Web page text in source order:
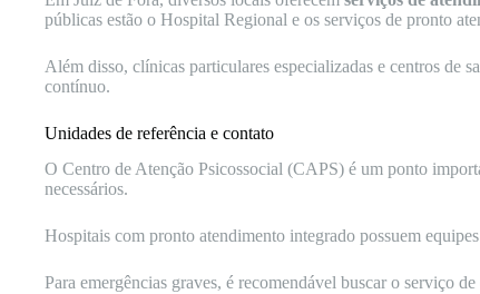
públicas estão o Hospital Regional e os serviços de pronto
Além disso, clínicas particulares especializadas e centros de
contínuo.
Unidades de referência e contato
O Centro de Atenção Psicossocial (CAPS) é um ponto
necessários.
Hospitais com pronto atendimento integrado possuem
Para emergências graves, é recomendável buscar o serviço